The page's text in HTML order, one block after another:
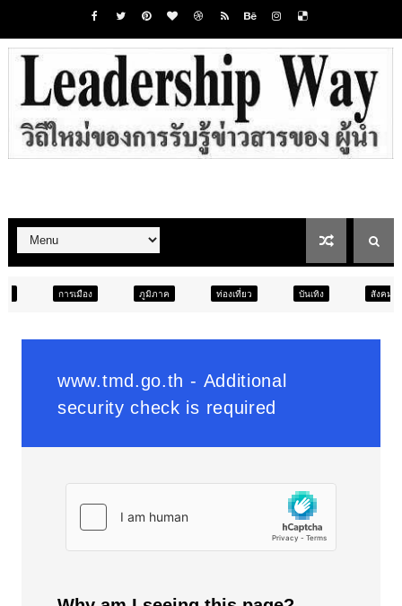
ภูมิภาค ท่องเที่ยว บันเทิง ภูมิภาค